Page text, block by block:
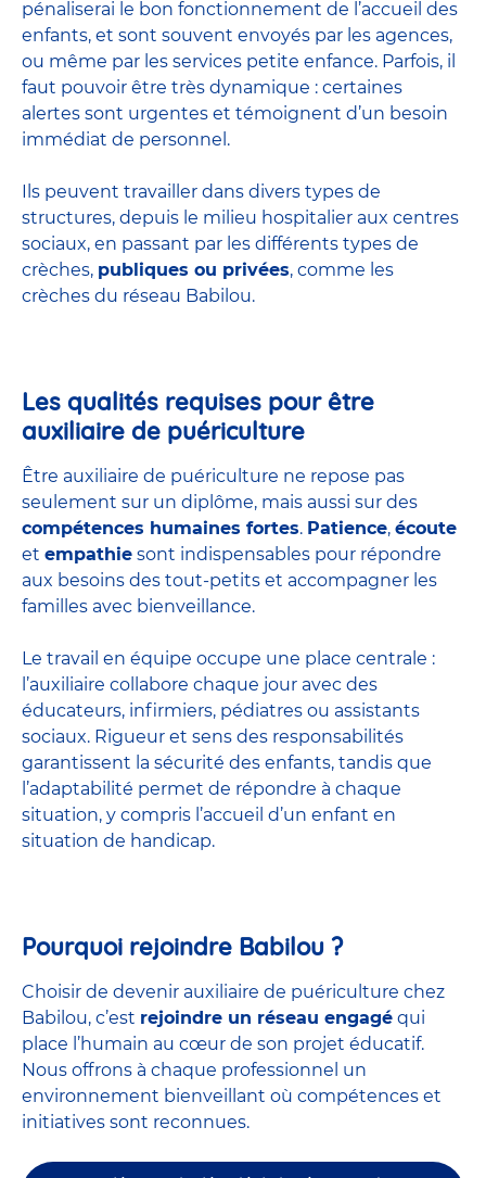
pénaliserai le bon fonctionnement de l’accueil des
enfants, et sont souvent envoyés par les agences,
ou même par les services petite enfance. Parfois, il
faut pouvoir être très dynamique : certaines
alertes sont urgentes et témoignent d’un besoin
immédiat de personnel.
Ils peuvent travailler dans divers types de
structures, depuis le milieu hospitalier aux centres
sociaux, en passant par les différents types de
crèches, publiques ou privées, comme les
crèches du réseau Babilou.
Les qualités requises pour être
auxiliaire de puériculture
Être auxiliaire de puériculture ne repose pas
seulement sur un diplôme, mais aussi sur des
compétences humaines fortes. Patience, écoute
et empathie sont indispensables pour répondre
aux besoins des tout-petits et accompagner les
familles avec bienveillance.
Le travail en équipe occupe une place centrale :
l’auxiliaire collabore chaque jour avec des
éducateurs, infirmiers, pédiatres ou assistants
sociaux. Rigueur et sens des responsabilités
garantissent la sécurité des enfants, tandis que
l’adaptabilité permet de répondre à chaque
situation, y compris l’accueil d’un enfant en
situation de handicap.
Pourquoi rejoindre Babilou ?
Choisir de devenir auxiliaire de puériculture chez
Babilou, c’est rejoindre un réseau engagé qui
place l’humain au cœur de son projet éducatif.
Nous offrons à chaque professionnel un
environnement bienveillant où compétences et
initiatives sont reconnues.